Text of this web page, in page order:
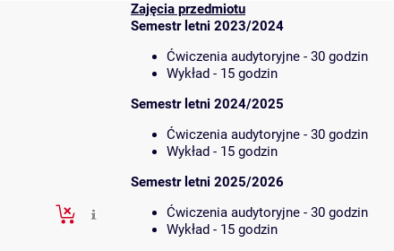
Zajęcia przedmiotu
Semestr letni 2023/2024
Ćwiczenia audytoryjne - 30 godzin
Wykład - 15 godzin
Semestr letni 2024/2025
Ćwiczenia audytoryjne - 30 godzin
Wykład - 15 godzin
Semestr letni 2025/2026
Ćwiczenia audytoryjne - 30 godzin
Wykład - 15 godzin